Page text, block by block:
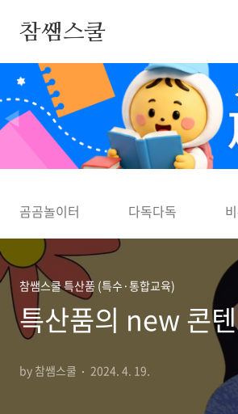
참쌤스쿨
◀
곰곰놀이터 다독다독
참쌤스쿨 특산품 (특수·통합교육)
특산품의 new 콘
by 참쌤스쿨 2024. 4. 19.